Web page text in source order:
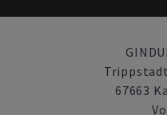
67663